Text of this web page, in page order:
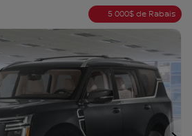
5 000$ de Rabais